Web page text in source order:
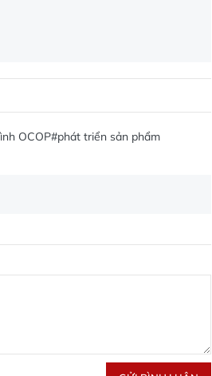
OCOP#phát triển sản phẩm